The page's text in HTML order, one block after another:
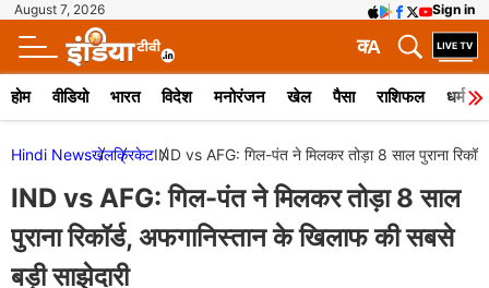
August 7, 2026 Sign in
A
क
होम वीडियो भारत विदेश मनोरंजन खेल पैसा राशिफल धर्म
Hindi Newsखेलक्रिकेटIND vs AFG: गिल-पंत ने मिलकर तोड़ा 8 साल पुराना
IND vs AFG: गिल-पंत ने मिलकर तोड़ा 8 साल
पुराना रिकॉर्ड, अफगानिस्तान के खिलाफ की सबसे
बड़ी साझेदारी